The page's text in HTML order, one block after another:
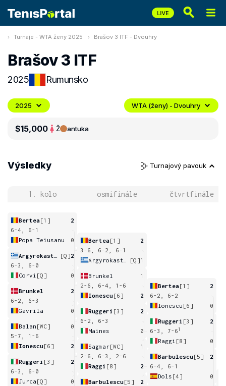
Turnaje - WTA ženy 2025 Brašov 3 ITF - Dvouhry
Brašov 3 ITF
2025 Rumunsko
2025 WTA (ženy) - Dvouhry
$15,000 Ž antuka
Výsledky Turnajový pavouk
1. kolo osmifinále čtvrtfinále
Bertea[1]
2
6-4, 6-1
Popa Teiusanu
0
[Q]2
6-3, 6-0
Corvi [Q] 0
Brunkel
2
6-2, 6-3
Gavrila
0
Balan [WC]
0
5-7, 1-6
Ionescu[6] 2
Ruggeri [3]
2
6-3, 6-0
Jurca [Q] 0
Bertea[1]
2
3-6, 6-2, 6-1
[Q]1
Brunkel
1
2-6, 6-4, 1-6
Ionescu[6] 2
Ruggeri [3]
2
6-2, 6-3
Maines
0
Sagmar[WC]
1
2-6, 6-3, 2-6
Raggi [8] 2
Barbulescu[5]
2
Bertea[1]
2
6-2, 6-2
Ionescu [6] 0
Ruggeri [3]
2
6-3, 7-6 1
Raggi [8] 0
Barbulescu[5]
2
6-4, 6-1
Dols [4] 0